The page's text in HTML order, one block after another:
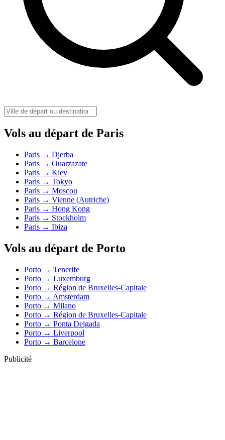
Vols au départ de Paris
Paris → Djerba
Paris → Ouarzazate
Paris → Kiev
Paris → Tokyo
Paris → Moscou
Paris → Vienne (Autriche)
Paris → Hong Kong
Paris → Stockholm
Paris → Ibiza
Vols au départ de Porto
Porto → Tenerife
Porto → Luxemburg
Porto → Région de Bruxelles-Capitale
Porto → Amsterdam
Porto → Milano
Porto → Région de Bruxelles-Capitale
Porto → Ponta Delgada
Porto → Liverpool
Porto → Barcelone
Publicité